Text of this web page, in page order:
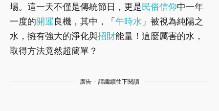
場。這一天不僅是傳統節日，更是民俗信仰中一年
一度的開運良機，其中，「 午時水 」被視為純陽之
水，擁有強大的淨化與招財能量！這麼厲害的水，
取得方法竟然超簡單？
廣告 - 請繼續往下閱讀